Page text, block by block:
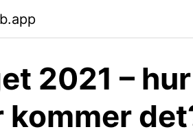
2021 –
kommer